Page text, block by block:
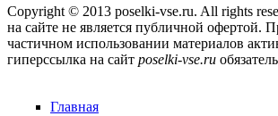
Copyright © 2013 poselki-vse.ru. All rights
на сайте не является публичной офертой.
частичном использовании материалов
гиперссылка на сайт poselki-vse.ru​
Главная